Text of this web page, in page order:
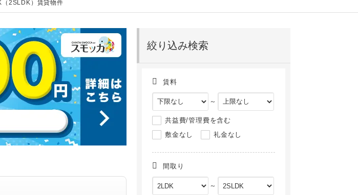
2SLDK）賃貸物件
絞り込み検索
賃料
～
共益費/管理費を含む
敷金なし
礼金なし
間取り
～